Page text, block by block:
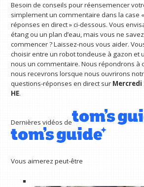
Besoin de conseils pour réensemencer
simplement un commentaire dans la case
réponses en direct » ci-dessous. Vous
étang ou un plan d’eau, mais vous ne
commencer ? Laissez-nous vous aider.
choisir entre un robot tondeuse à gazon et
nous un commentaire. Nous répondrons à
nous recevrons lorsque nous ouvrirons
questions-réponses en direct sur Mercredi
HE.
Dernières vidéos de
Vous aimerez peut-être